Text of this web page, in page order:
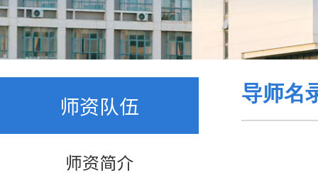
师资队伍
师资简介
导师名